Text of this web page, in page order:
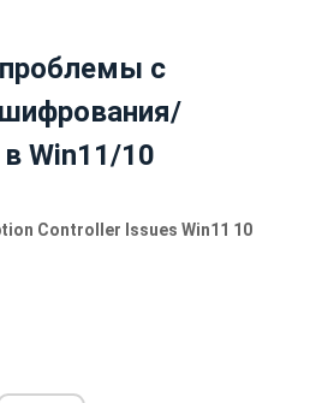
с
Win11/10
Controller Issues Win11 10